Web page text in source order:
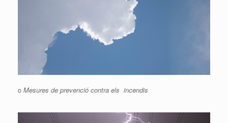
o Mesures de prevenció contra els incendis